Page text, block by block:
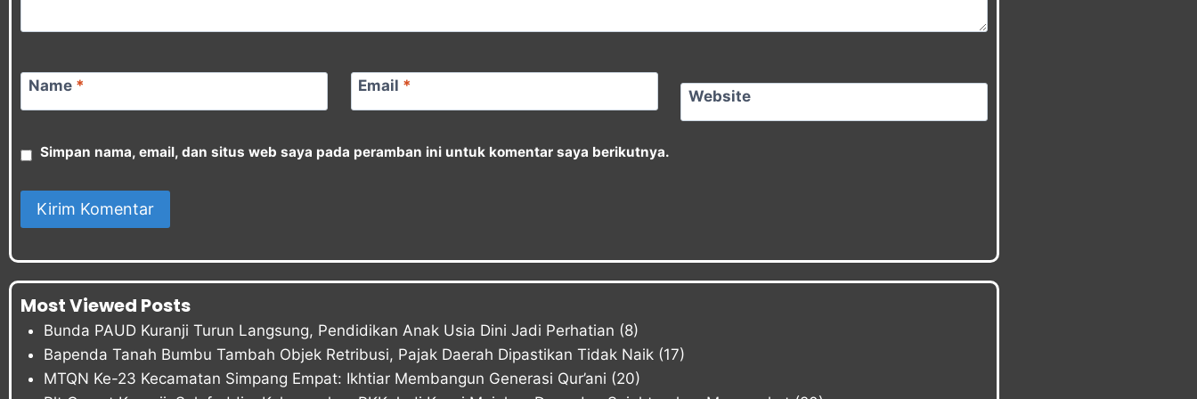
Name * Email *
Website
Simpan nama, email, dan situs web saya pada peramban ini untuk komentar saya berikutnya.
Most Viewed Posts
Bunda PAUD Kuranji Turun Langsung, Pendidikan Anak Usia Dini Jadi Perhatian (8)
Bapenda Tanah Bumbu Tambah Objek Retribusi, Pajak Daerah Dipastikan Tidak Naik (17)
MTQN Ke-23 Kecamatan Simpang Empat: Ikhtiar Membangun Generasi Qur’ani (20)